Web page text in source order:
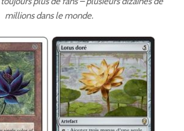
millions dans le monde.